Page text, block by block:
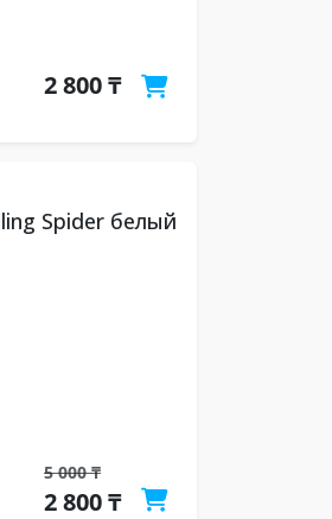
2 800 ₸
Spider белый
5 000 ₸
2 800 ₸